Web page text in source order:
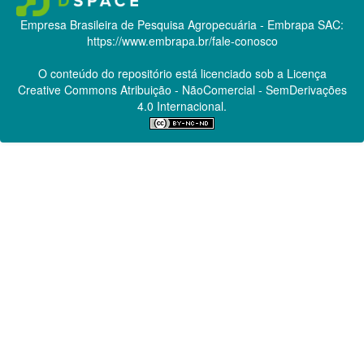
Empresa Brasileira de Pesquisa Agropecuária - Embrapa SAC:
https://www.embrapa.br/fale-conosco
O conteúdo do repositório está licenciado sob a Licença
Creative CommonsAtribuição - NãoComercial - SemDerivações
4.0 Internacional.